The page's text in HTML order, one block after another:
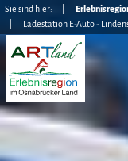
Sie sind hier:
Ladestation E-Auto -